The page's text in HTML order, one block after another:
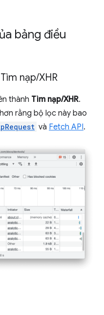
bảng điều
nạp/XHR
thành Tìm nạp/XHR.
rằng bộ lọc này bao
và Fetch API.